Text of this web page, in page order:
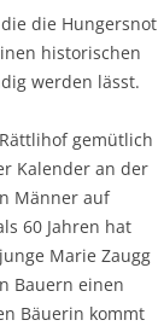
die Hungersnot
historischen
werden lässt.
gemütlich
Kalender an der
Männer auf
60 Jahren hat
Marie Zaugg
Bauern einen
Bäuerin kommt